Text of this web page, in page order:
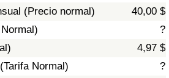
(Precio normal)
40,00 $
?
4,97 $
Normal)
?